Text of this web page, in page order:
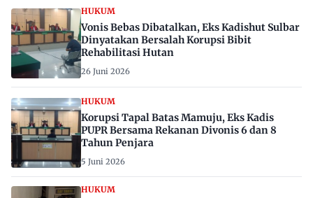
HUKUM
Vonis Bebas Dibatalkan, Eks Kadishut Sulbar
Dinyatakan Bersalah Korupsi Bibit
Rehabilitasi Hutan
26 Juni 2026
HUKUM
Korupsi Tapal Batas Mamuju, Eks Kadis
PUPR Bersama Rekanan Divonis 6 dan 8
Tahun Penjara
5 Juni 2026
HUKUM